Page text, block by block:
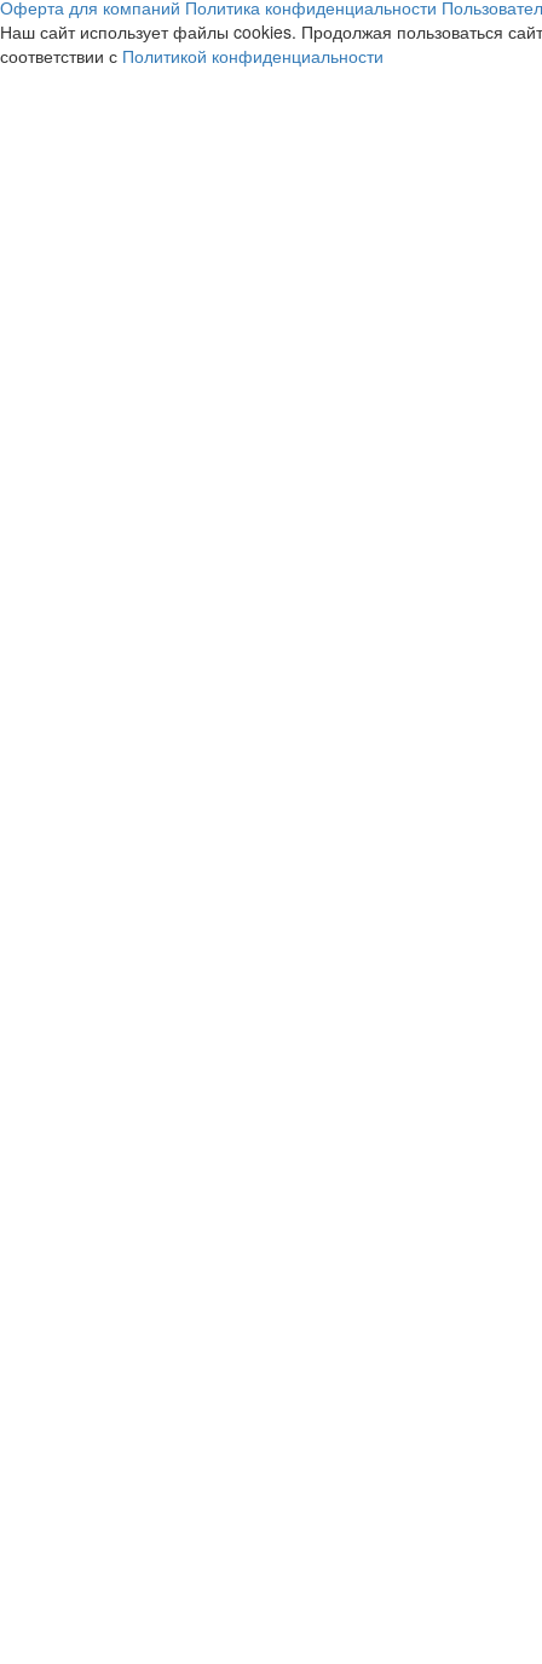
5.2%
Буквоед
2.3%
Оферта для компаний Политика конфиденциальности
Наш сайт использует файлы cookies. Продолжая пользоваться
соответствии с Политикой конфиденциальности